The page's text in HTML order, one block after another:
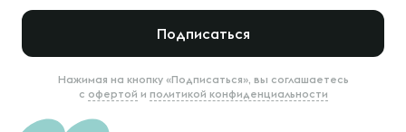
Подписаться
Нажимая на кнопку «Подписаться», вы соглашаетесь
с офертой и политикой конфиденциальности